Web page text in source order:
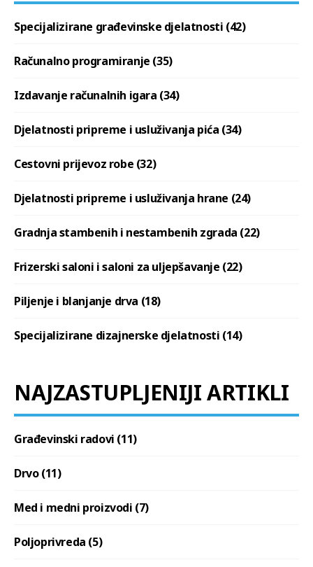
Specijalizirane građevinske djelatnosti (42)
Računalno programiranje (35)
Izdavanje računalnih igara (34)
Djelatnosti pripreme i usluživanja pića (34)
Cestovni prijevoz robe (32)
Djelatnosti pripreme i usluživanja hrane (24)
Gradnja stambenih i nestambenih zgrada (22)
Frizerski saloni i saloni za uljepšavanje (22)
Piljenje i blanjanje drva (18)
Specijalizirane dizajnerske djelatnosti (14)
NAJZASTUPLJENIJI ARTIKLI
Građevinski radovi (11)
Drvo (11)
Med i medni proizvodi (7)
Poljoprivreda (5)